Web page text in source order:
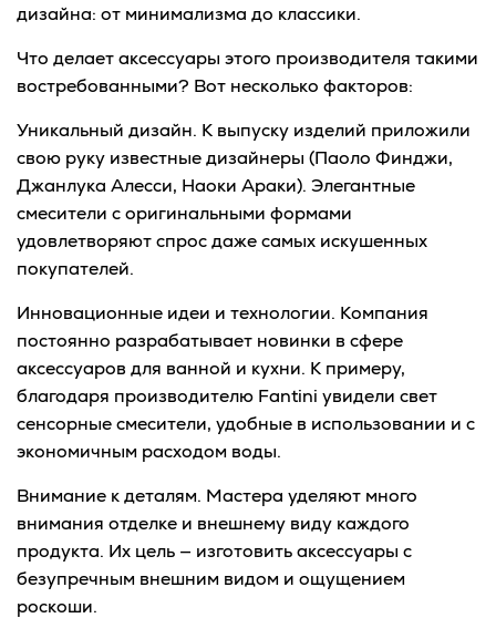
дизайна: от минимализма до классики.
Что делает аксессуары этого производителя такими
востребованными? Вот несколько факторов:
Уникальный дизайн. К выпуску изделий приложили
свою руку известные дизайнеры (Паоло Финджи,
Джанлука Алесси, Наоки Араки). Элегантные
смесители с оригинальными формами
удовлетворяют спрос даже самых искушенных
покупателей.
Инновационные идеи и технологии. Компания
постоянно разрабатывает новинки в сфере
аксессуаров для ванной и кухни. К примеру,
благодаря производителю Fantini увидели свет
сенсорные смесители, удобные в использовании и с
экономичным расходом воды.
Внимание к деталям. Мастера уделяют много
внимания отделке и внешнему виду каждого
продукта. Их цель — изготовить аксессуары с
безупречным внешним видом и ощущением
роскоши.